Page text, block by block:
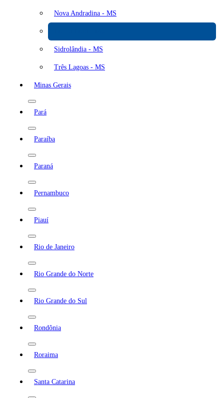
Nova Andradina - MS
Sidrolândia - MS
Três Lagoas - MS
Minas Gerais
Pará
Paraíba
Paraná
Pernambuco
Piauí
Rio de Janeiro
Rio Grande do Norte
Rio Grande do Sul
Rondônia
Roraima
Santa Catarina